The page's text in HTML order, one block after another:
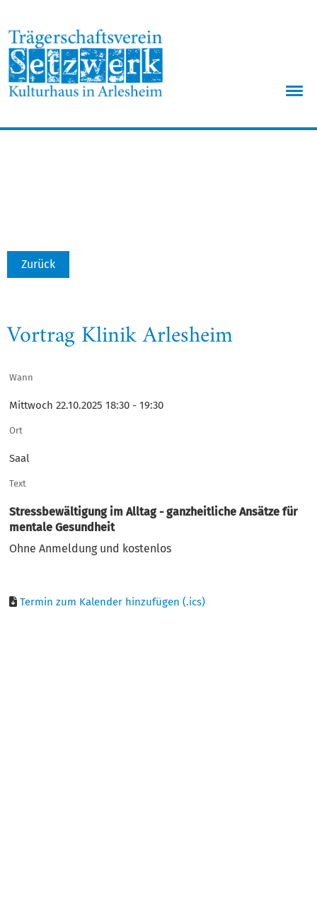
Zurück
Vortrag Klinik Arlesheim
Wann
Mittwoch 22.10.2025 18:30 - 19:30
Ort
Saal
Text
Stressbewältigung im Alltag - ganzheitliche Ansätze für
mentale Gesundheit
Ohne Anmeldung und kostenlos
Termin zum Kalender hinzufügen (.ics)